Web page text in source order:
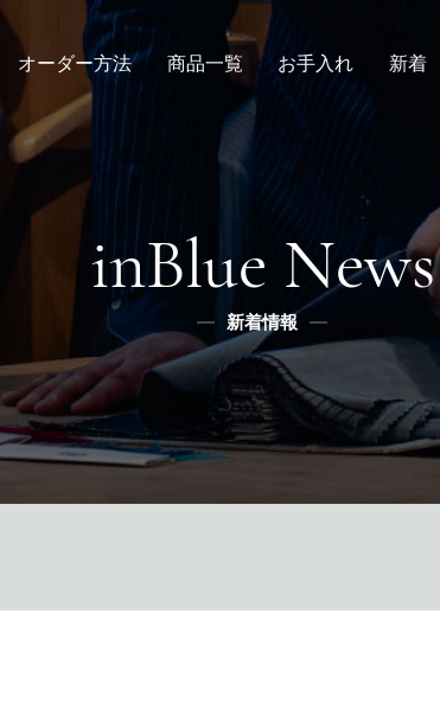
オーダー方法
倉敷店でのオーダー
全国オーダー会
ふるさと納税
商品一覧
デニムスーツ
メンズ
レディース
ふるさと納税
ふるさとチョイス
楽天
ふるなび
お手入れ
取扱方法
新着
社
ス
inBlue News
新着情報